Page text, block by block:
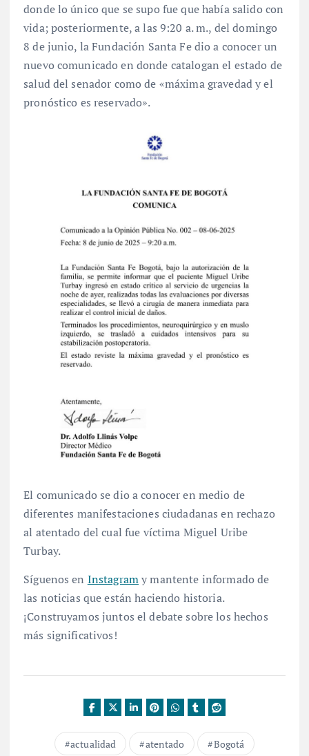
donde lo único que se supo fue que había salido con
vida; posteriormente, a las 9:20 a. m., del domingo
8 de junio, la Fundación Santa Fe dio a conocer un
nuevo comunicado en donde catalogan el estado de
salud del senador como de «máxima gravedad y el
pronóstico es reservado».
El comunicado se dio a conocer en medio de
diferentes manifestaciones ciudadanas en rechazo
al atentado del cual fue víctima Miguel Uribe
Turbay.
Síguenos en Instagramy mantente informado de
las noticias que están haciendo historia.
¡Construyamos juntos el debate sobre los hechos
más significativos!
actualidad atentado
Bogotá